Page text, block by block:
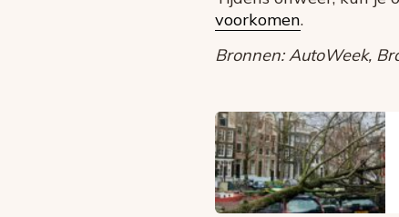
voorkomen.
Bronnen: AutoWeek,